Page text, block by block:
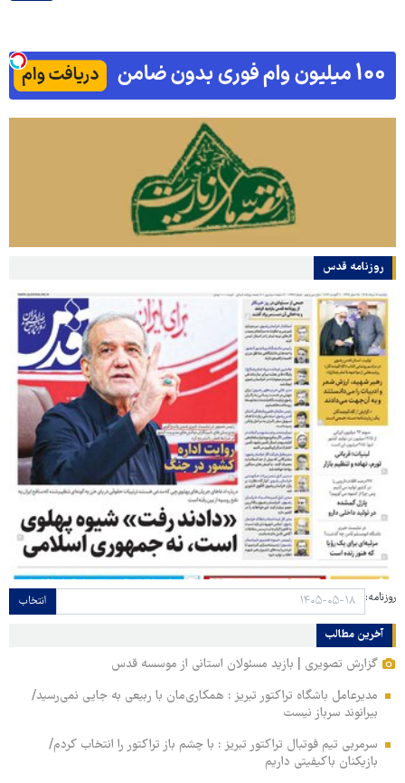
روزنامه قدس
روزنامه: انتخاب
آخرین مطالب
گزارش تصویری | بازید مسئولان استانی از موسسه قدس
مدیرعامل باشگاه تراکتور تبریز : همکاری‌مان با ربیعی به جایی نمی‌رسید/
بیرانوند سرباز نیست
سرمربی تیم فوتبال تراکتور تبریز : با چشم باز تراکتور را انتخاب کردم/
بازیکنان باکیفیتی داریم